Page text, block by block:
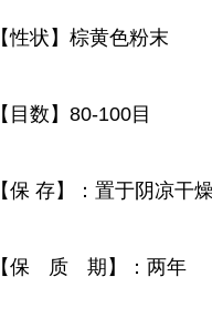
【性状】棕黄色粉末
【目数】 80-100目
【保 存】：置于阴凉干
【保 质 期】：两年